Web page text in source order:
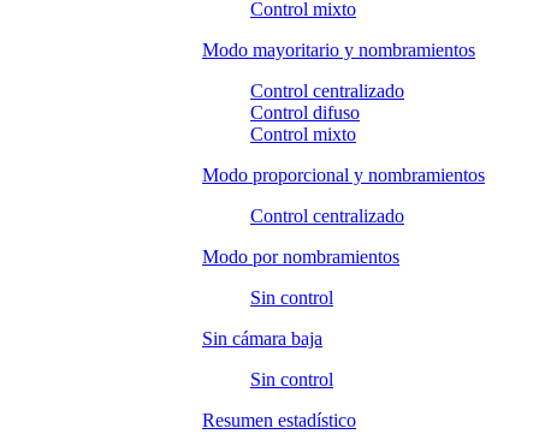
Control mixto
Modo mayoritario y nombramientos
Control centralizado
Control difuso
Control mixto
Modo proporcional y nombramientos
Control centralizado
Modo por nombramientos
Sin control
Sin cámara baja
Sin control
Resumen estadístico